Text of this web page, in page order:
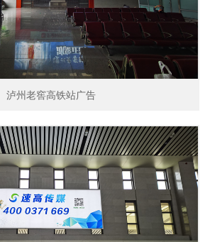
泸州老窖高铁站广告